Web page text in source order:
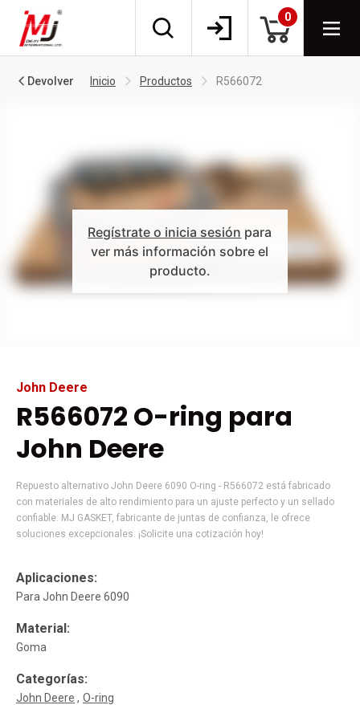
0
Devolver Inicio Productos R566072
Regístrate o inicia sesión para
ver más información sobre el
producto.
John Deere
R566072 O-ring para
John Deere
Repuesto alternativo John Deere 6090 O-ring - R566072 está fabricado
con materiales de alto rendimiento para un ajuste perfecto y un sellado
confiable. MJ GASKET, fabricante de juntas de confianza, le ofrece
soluciones excepcionales. ¡Solicite una cotización hoy!
Aplicaciones:
Para John Deere 6090
Material:
Goma
Categorías:
John Deere O-ring